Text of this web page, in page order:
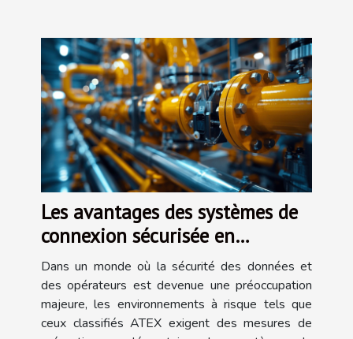
Les avantages des systèmes de
connexion sécurisée en
environnements ATEX
Dans un monde où la sécurité des données et
des opérateurs est devenue une préoccupation
majeure, les environnements à risque tels que
ceux classifiés ATEX exigent des mesures de